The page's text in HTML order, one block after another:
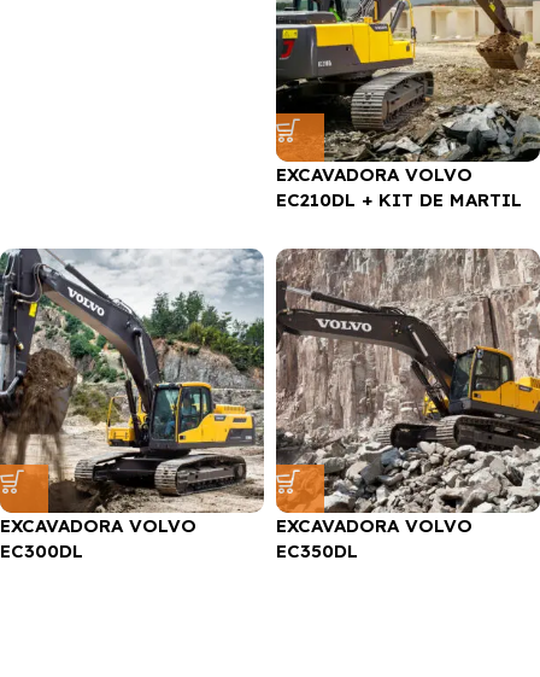
EXCAVADORA VOLVO
EC210DL + KIT DE MARTIL
EXCAVADORA VOLVO
EC300DL
EXCAVADORA VOLVO
EC350DL